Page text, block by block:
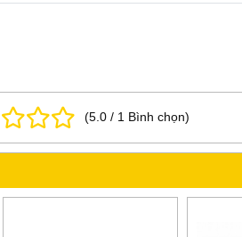
(5.0 / 1 Bình chọn)